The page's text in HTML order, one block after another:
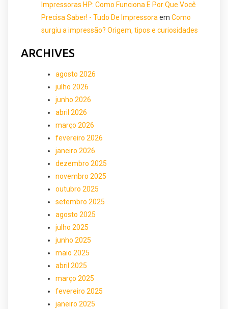
Impressoras HP: Como Funciona E Por Que Você
Precisa Saber! - Tudo De Impressora em Como
surgiu a impressão? Origem, tipos e curiosidades
ARCHIVES
agosto 2026
julho 2026
junho 2026
abril 2026
março 2026
fevereiro 2026
janeiro 2026
dezembro 2025
novembro 2025
outubro 2025
setembro 2025
agosto 2025
julho 2025
junho 2025
maio 2025
abril 2025
março 2025
fevereiro 2025
janeiro 2025